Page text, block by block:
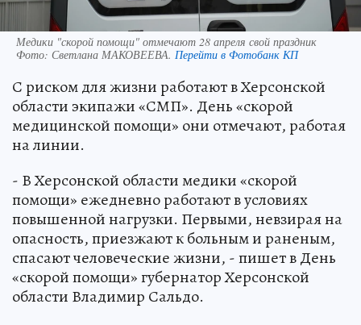
Медики "скорой помощи" отмечают 28 апреля свой праздник
Фото: Светлана МАКОВЕЕВА. Перейти в Фотобанк КП
С риском для жизни работают в Херсонской
области экипажи «СМП». День «скорой
медицинской помощи» они отмечают, работая
на линии.
- В Херсонской области медики «скорой
помощи» ежедневно работают в условиях
повышенной нагрузки. Первыми, невзирая на
опасность, приезжают к больным и раненым,
спасают человеческие жизни, - пишет в День
«скорой помощи» губернатор Херсонской
области Владимир Сальдо.